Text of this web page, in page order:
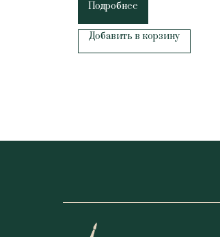
Подробнее
Добавить в корзину